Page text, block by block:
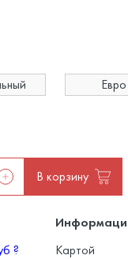
Евро
В корзину
?
Картой